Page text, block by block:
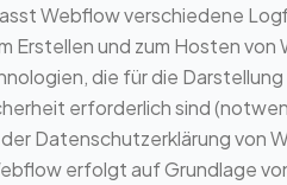
Webflow verschiedene
Erstellen und zum Hosten
die für die
erforderlich sind
Datenschutzerklärung von
erfolgt auf Grundlage